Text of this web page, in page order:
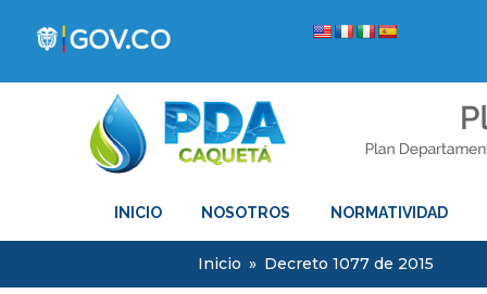
INICIO NOSOTROS NORMATIVIDAD
Inicio » Decreto 1077 de 2015